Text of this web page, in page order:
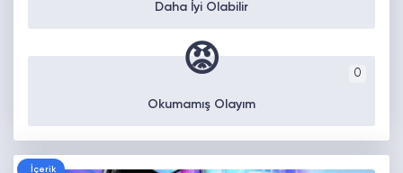
Daha İyi Olabilir
0
😡
Okumamış Olayım
İçerik